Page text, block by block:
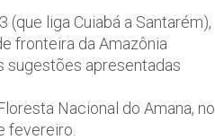
(que liga Cuiabá a Santarém),
fronteira da Amazônia
sugestões apresentadas
Nacional do Amana, no
fevereiro.